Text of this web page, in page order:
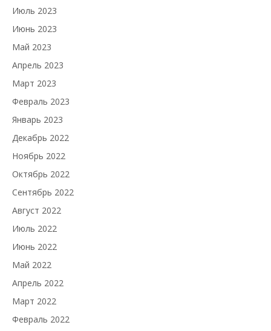
Июль 2023
Июнь 2023
Май 2023
Апрель 2023
Март 2023
Февраль 2023
Январь 2023
Декабрь 2022
Ноябрь 2022
Октябрь 2022
Сентябрь 2022
Август 2022
Июль 2022
Июнь 2022
Май 2022
Апрель 2022
Март 2022
Февраль 2022